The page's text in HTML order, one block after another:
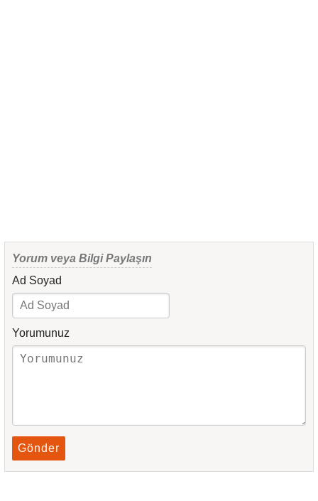
Yorum veya Bilgi Paylaşın
Ad Soyad
Yorumunuz
Gönder